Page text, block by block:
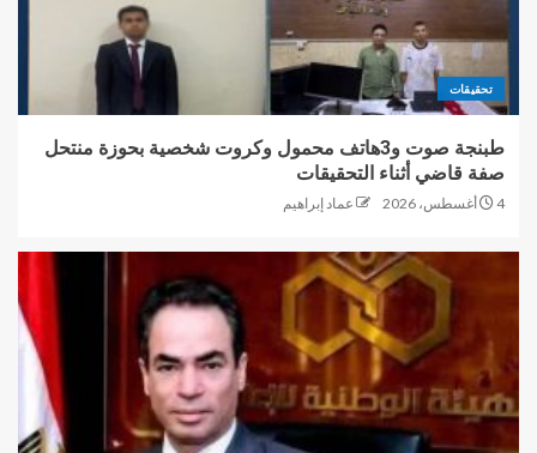
تحقيقات
طبنجة صوت و3هاتف محمول وكروت شخصية بحوزة منتحل
صفة قاضي أثناء التحقيقات
4 أغسطس، 2026 عماد إبراهيم